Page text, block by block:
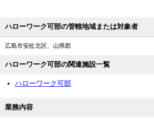
ハローワーク可部の管轄地域または対象者
広島市安佐北区、山県郡
ハローワーク可部の関連施設一覧
ハローワーク可部
業務内容